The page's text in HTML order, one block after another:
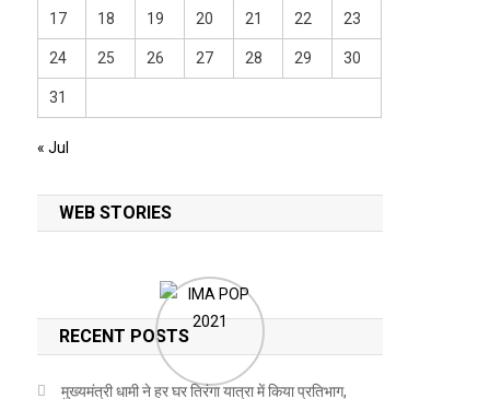
17 18 19 20 21 22 23
24 25 26 27 28 29 30
31
« Jul
WEB STORIES
RECENT POSTS
मुख्यमंत्री धामी ने हर घर तिरंगा यात्रा में किया प्रतिभाग,